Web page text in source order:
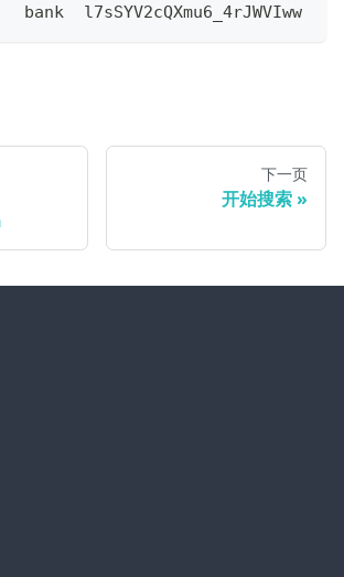
bank  l7sSYV2cQXmu6_4rJWVIww
下一页
开始搜索